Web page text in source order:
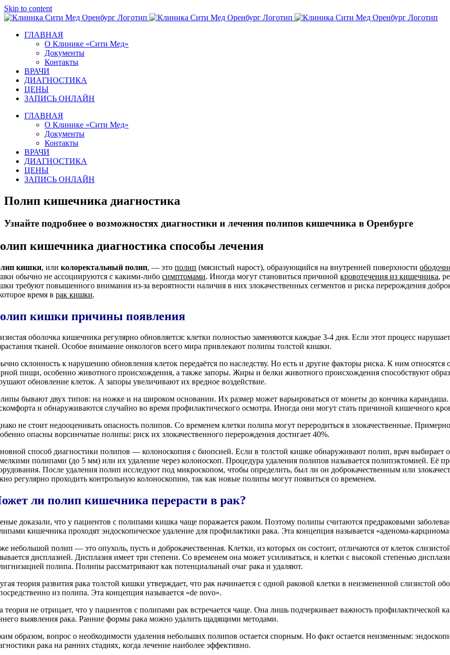
Skip to content
ГЛАВНАЯ
О Клинике «Сити Мед»
Документы
Контакты
ВРАЧИ
ДИАГНОСТИКА
ЦЕНЫ
ЗАПИСЬ ОНЛАЙН
ГЛАВНАЯ
О Клинике «Сити Мед»
Документы
Контакты
ВРАЧИ
ДИАГНОСТИКА
ЦЕНЫ
ЗАПИСЬ ОНЛАЙН
Полип кишечника диагностика
Узнайте подробнее о возможностях диагностики и лечения полипов кишечника в Оренбурге
кишечника диагностика способы лечения
кишки, иликолоректальный полип, — этополип (мясистый нарост), образующийся на внутренней поверхности
обычно не ассоциируются с какими-либосимптомами. Иногда могут становиться причинойкровотечения из кишечника,
требуют повышенного внимания из-за вероятности наличия в них злокачественных сегментов и риска перерождения
время врак кишки.
кишки причины появления
оболочка кишечника регулярно обновляется: клетки полностью заменяются каждые 3-4 дня. Если этот процесс
тканей. Особое внимание онкологов всего мира привлекают полипы толстой кишки.
склонность к нарушению обновления клеток передаётся по наследству. Но есть и другие факторы риска. К ним относятся
пищи, особенно животного происхождения, а также запоры. Жиры и белки животного происхождения способствуют
обновление клеток. А запоры увеличивают их вредное воздействие.
бывают двух типов: на ножке и на широком основании. Их размер может варьироваться от монеты до кончика
и обнаруживаются случайно во время профилактического осмотра. Иногда они могут стать причиной кишечного
не стоит недооценивать опасность полипов. Со временем клетки полипа могут переродиться в злокачественные.
опасны ворсинчатые полипы: риск их злокачественного перерождения достигает 40%.
способ диагностики полипов — колоноскопия с биопсией. Если в толстой кишке обнаруживают полип, врач выбирает
полипами (до 5 мм) или их удаление через колоноскоп. Процедура удаления полипов называется полипэктомией. Её
После удаления полип исследуют под микроскопом, чтобы определить, был ли он доброкачественным или
регулярно проходить контрольную колоноскопию, так как новые полипы могут появиться со временем.
ли полип кишечника перерасти в рак?
доказали, что у пациентов с полипами кишка чаще поражается раком. Поэтому полипы считаются предраковыми
кишечника проходят эндоскопическое удаление для профилактики рака. Эта концепция называется «аденома-
небольшой полип — это опухоль, пусть и доброкачественная. Клетки, из которых он состоит, отличаются от клеток
дисплазией. Дисплазия имеет три степени. Со временем она может усиливаться, и клетки с высокой степенью
полипа. Полипы рассматривают как потенциальный очаг рака и удаляют.
теория развития рака толстой кишки утверждает, что рак начинается с одной раковой клетки в неизмененной слизистой
из полипа. Эта концепция называется «de novo».
теория не отрицает, что у пациентов с полипами рак встречается чаще. Она лишь подчеркивает важность профилактической
выявления рака. Ранние формы рака можно удалить щадящими методами.
образом, вопрос о необходимости удаления небольших полипов остается спорным. Но факт остается неизменным:
рака на ранних стадиях, когда лечение наиболее эффективно.